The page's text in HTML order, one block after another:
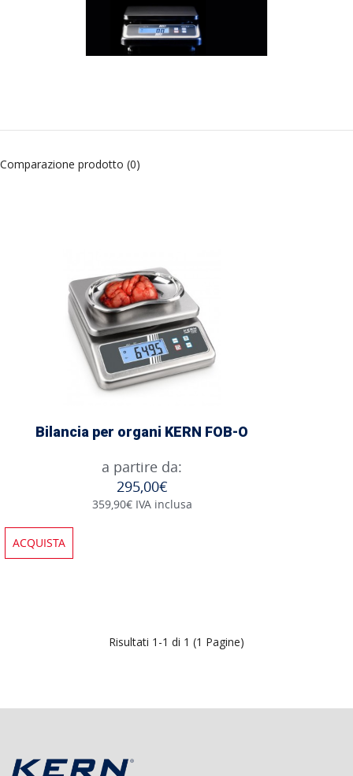
Comparazione prodotto (0)
Bilancia per organi KERN FOB-O
a partire da:
295,00€
359,90€ IVA inclusa
ACQUISTA
Risultati 1-1 di 1 (1 Pagine)